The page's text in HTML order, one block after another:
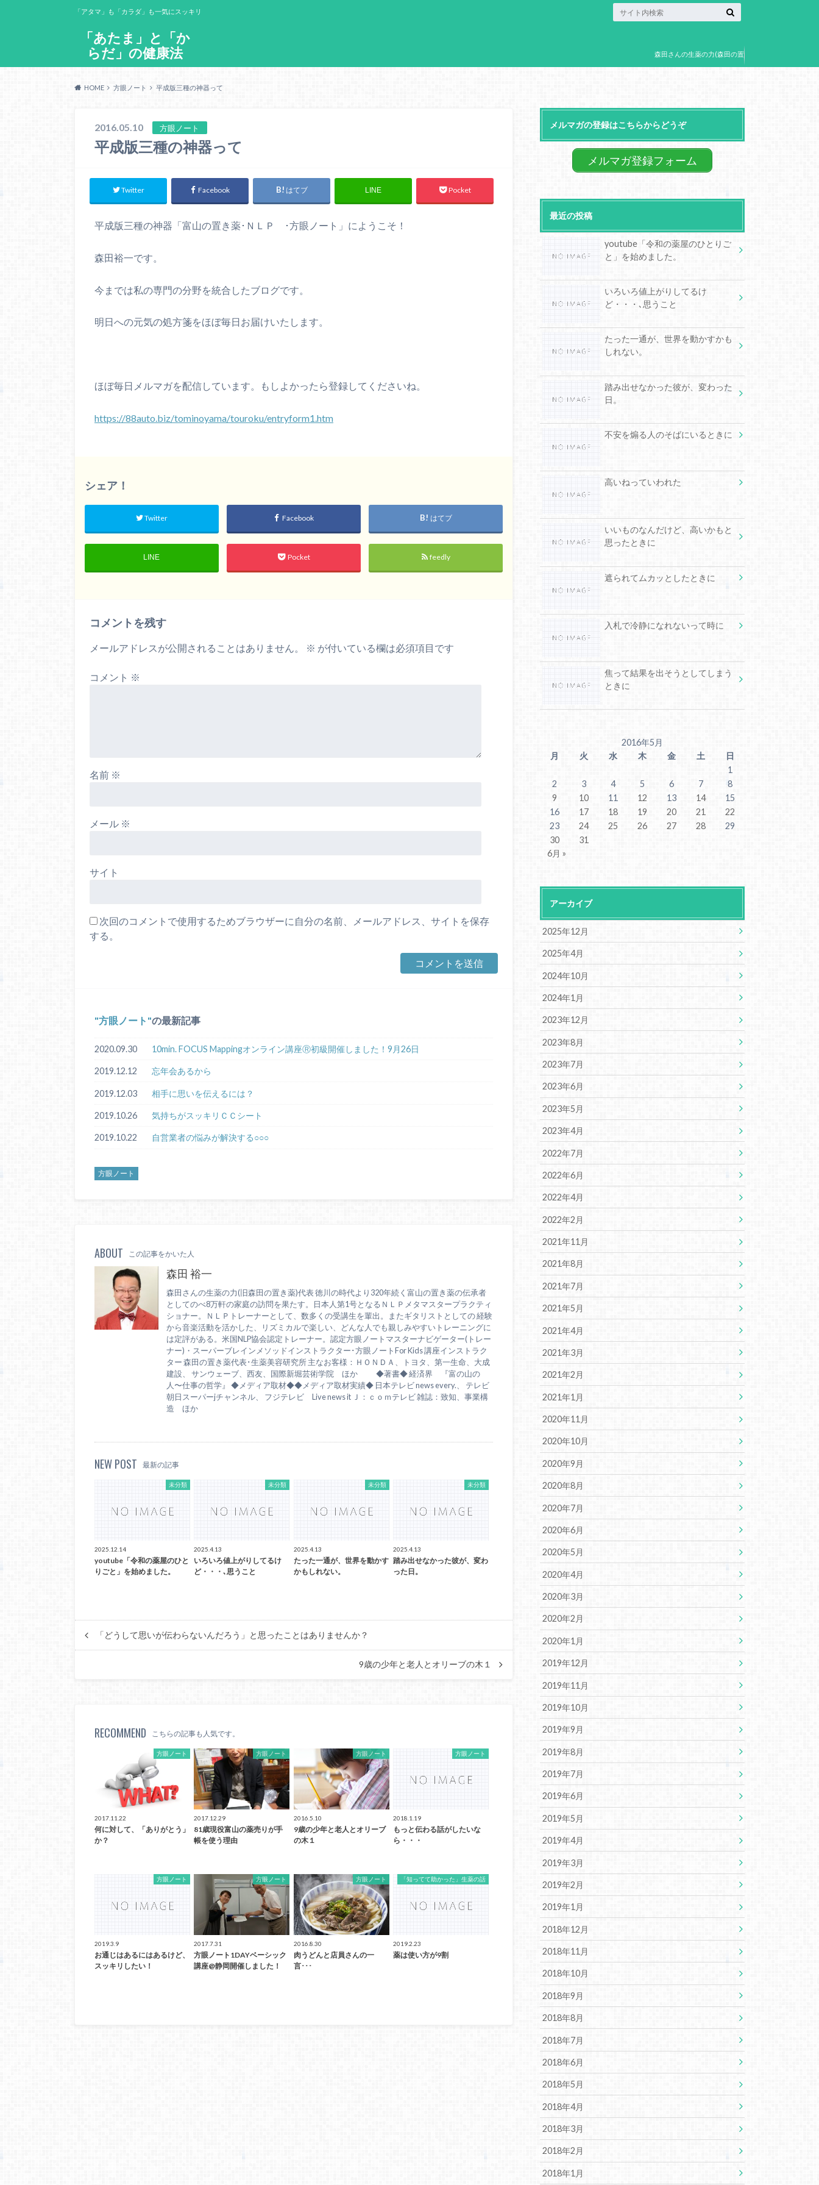
「あたま」と「か
らだ」の健康法
「アタマ」も「カラダ」も一気にスッキリ
森田さんの生薬の力(森田の置
HOME
方眼ノート 平成版三種の神器って
2016.05.10 方眼ノート
平成版三種の神器って
Twitter Facebook はてブ LINE Pocket
平成版三種の神器「富山の置き薬･ＮＬＰ ･方眼ノート」にようこそ！
森田裕一です。
今までは私の専門の分野を統合したブログです。
明日への元気の処方箋をほぼ毎日お届けいたします。
ほぼ毎日メルマガを配信しています。もしよかったら登録してくださいね。
https://88auto.biz/tominoyama/touroku/entryform1.htm
シェア！
Twitter Facebook はてブ
LINE Pocket feedly
コメントを残す
メールアドレスが公開されることはありません。 ※ が付いている欄は必須項目です
コメント ※
名前 ※
メール ※
サイト
次回のコメントで使用するためブラウザーに自分の名前、メールアドレス、サイトを保存
する。
方眼ノート の最新記事
2020.09.30 10min. FOCUS Mappingオンライン講座Ⓡ初級開催しました！9月26日
2019.12.12 忘年会あるから
2019.12.03 相手に思いを伝えるには？
2019.10.26 気持ちがスッキリＣＣシート
2019.10.22 自営業者の悩みが解決する○○○
方眼ノート
ABOUT この記事をかいた人
森田 裕一
森田さんの生薬の力(旧森田の置き薬)代表 徳川の時代より320年続く富山の置き薬の伝承者
としてのべ8万軒の家庭の訪問を果たす。日本人第1号となるＮＬＰメタマスタープラクティ
ショナー。ＮＬＰトレーナーとして、数多くの受講生を輩出。またギタリストとしての 経験
から音楽活動を活かした、リズミカルで楽しい、どんな人でも親しみやすいトレーニングに
は定評がある。米国NLP協会認定トレーナー。認定方眼ノートマスターナビゲーター(トレー
ナー)・スーパーブレインメソッドインストラクター･方眼ノートFor Kids 講座インストラク
ター 森田の置き薬代表･生薬美容研究所 主なお客様：ＨＯＮＤＡ、トヨタ、第一生命、大成
建設、 サンウェーブ、西友、国際新堀芸術学院 ほか ◆著書◆ 経済界 『富の山の
人〜仕事の哲学』 ◆メディア取材◆◆メディア取材実績◆ 日本テレビ news every.、 テレビ
朝日スーパーjチャンネル、 フジテレビ Live news it Ｊ：ｃｏｍテレビ 雑誌：致知、事業構
造 ほか
NEW POST 最新の記事
未分類
2025.12.14
youtube「令和の薬屋のひと
りごと」を始めました。
未分類
2025.4.13
いろいろ値上がりしてるけ
ど・・・､思うこと
未分類
2025.4.13
たった一通が、世界を動かす
かもしれない。
未分類
2025.4.13
踏み出せなかった彼が、変わ
った日。
「どうして思いが伝わらないんだろう」と思ったことはありませんか？
9歳の少年と老人とオリーブの木１
RECOMMEND こちらの記事も人気です。
方眼ノート
2017.11.22
何に対して、「ありがとう」
か？
方眼ノート
2017.12.29
81歳現役富山の薬売りが手
帳を使う理由
方眼ノート
2016.5.10
9歳の少年と老人とオリーブ
の木１
方眼ノート
2018.1.19
もっと伝わる話がしたいな
ら・・・
方眼ノート
2019.3.9
お通じはあるにはあるけど、
スッキリしたい！
方眼ノート
2017.7.31
方眼ノート1DAYベーシック
講座@静岡開催しました！
方眼ノート
2016.8.30
肉うどんと店員さんの一
言･･･
「知ってて助かった」生薬の話
2019.2.23
薬は使い方が9割
メルマガの登録はこちらからどうぞ
メルマガ登録フォーム
最近の投稿
youtube「令和の薬屋のひとりご
と」を始めました。
いろいろ値上がりしてるけ
ど・・・､思うこと
たった一通が、世界を動かすかも
しれない。
踏み出せなかった彼が、変わった
日。
不安を煽る人のそばにいるときに
高いねっていわれた
いいものなんだけど、高いかもと
思ったときに
遮られてムカッとしたときに
入札で冷静になれないって時に
焦って結果を出そうとしてしまう
ときに
2016年5月
月
火 水 木 金 土
日
1
2
3 4 5 6 7
8
9
10 11 12 13 14
15
16
17 18 19 20 21
22
23
24 25 26 27 28
29
30
31
6月 »
アーカイブ
2025年12月
2025年4月
2024年10月
2024年1月
2023年12月
2023年8月
2023年7月
2023年6月
2023年5月
2023年4月
2022年7月
2022年6月
2022年4月
2022年2月
2021年11月
2021年8月
2021年7月
2021年5月
2021年4月
2021年3月
2021年2月
2021年1月
2020年11月
2020年10月
2020年9月
2020年8月
2020年7月
2020年6月
2020年5月
2020年4月
2020年3月
2020年2月
2020年1月
2019年12月
2019年11月
2019年10月
2019年9月
2019年8月
2019年7月
2019年6月
2019年5月
2019年4月
2019年3月
2019年2月
2019年1月
2018年12月
2018年11月
2018年10月
2018年9月
2018年8月
2018年7月
2018年6月
2018年5月
2018年4月
2018年3月
2018年2月
2018年1月